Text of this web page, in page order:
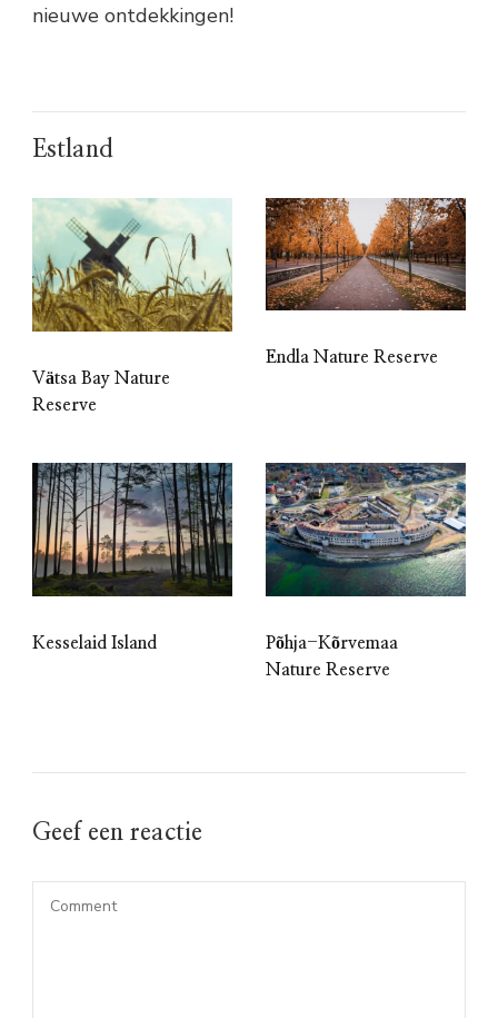
nieuwe ontdekkingen!
Estland
Vätsa Bay Nature
Reserve
Endla Nature Reserve
Kesselaid Island
Põhja-Kõrvemaa
Nature Reserve
Geef een reactie